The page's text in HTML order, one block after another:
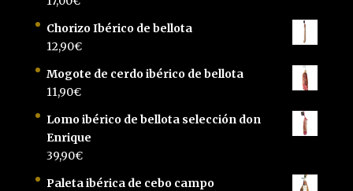
Chorizo Ibérico de bellota
12,90€
Mogote de cerdo ibérico de bellota
11,90€
Lomo ibérico de bellota selección don
Enrique
39,90€
Paleta ibérica de cebo campo